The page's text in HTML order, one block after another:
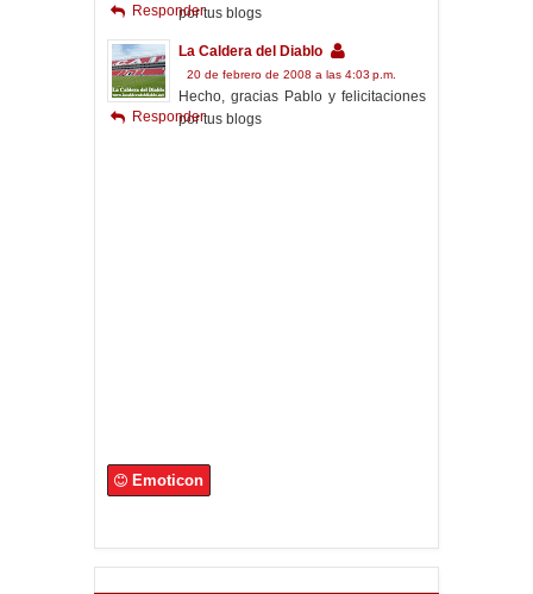
por tus blogs
Responder
La Caldera del Diablo
20 de febrero de 2008 a las 4:03 p.m.
Hecho, gracias Pablo y felicitaciones
por tus blogs
Responder
Emoticon